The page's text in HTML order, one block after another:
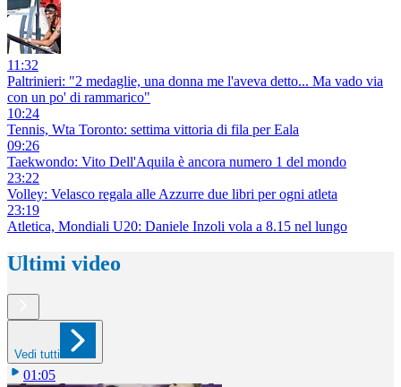
11:32
Paltrinieri: "2 medaglie, una donna me l'aveva detto... Ma vado via
con un po' di rammarico"
10:24
Tennis, Wta Toronto: settima vittoria di fila per Eala
09:26
Taekwondo: Vito Dell'Aquila è ancora numero 1 del mondo
23:22
Volley: Velasco regala alle Azzurre due libri per ogni atleta
23:19
Atletica, Mondiali U20: Daniele Inzoli vola a 8.15 nel lungo
Ultimi video
Vedi tutti
01:05